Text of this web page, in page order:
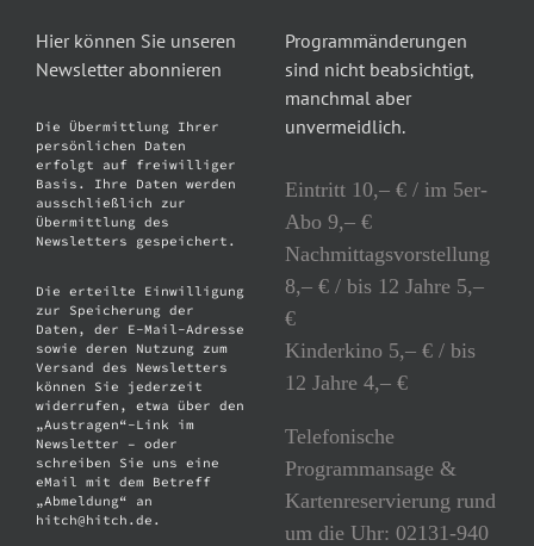
Hier können Sie unseren
Newsletter abonnieren
Die Übermittlung Ihrer
persönlichen Daten
erfolgt auf freiwilliger
Basis. Ihre Daten werden
ausschließlich zur
Übermittlung des
Newsletters gespeichert.
Die erteilte Einwilligung
zur Speicherung der
Daten, der E-Mail-Adresse
sowie deren Nutzung zum
Versand des Newsletters
können Sie jederzeit
widerrufen, etwa über den
„Austragen“-Link im
Newsletter – oder
schreiben Sie uns eine
eMail mit dem Betreff
„Abmeldung“ an
hitch@hitch.de.
Programmänderungen
sind nicht beabsichtigt,
manchmal aber
unvermeidlich.
Eintritt 10,– € / im 5er-
Abo 9,– €
Nachmittagsvorstellung
8,– € / bis 12 Jahre 5,–
€
Kinderkino 5,– € / bis
12 Jahre 4,– €
Telefonische
Programmansage &
Kartenreservierung rund
um die Uhr: 02131-940